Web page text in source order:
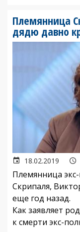
Племянница
дядю давно
18.02.2019
Племянница
Скрипаля,
еще год назад.
Как заявляет
к смерти экс-